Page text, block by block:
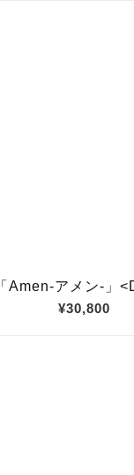
「Amen-アメン-」
¥30,800